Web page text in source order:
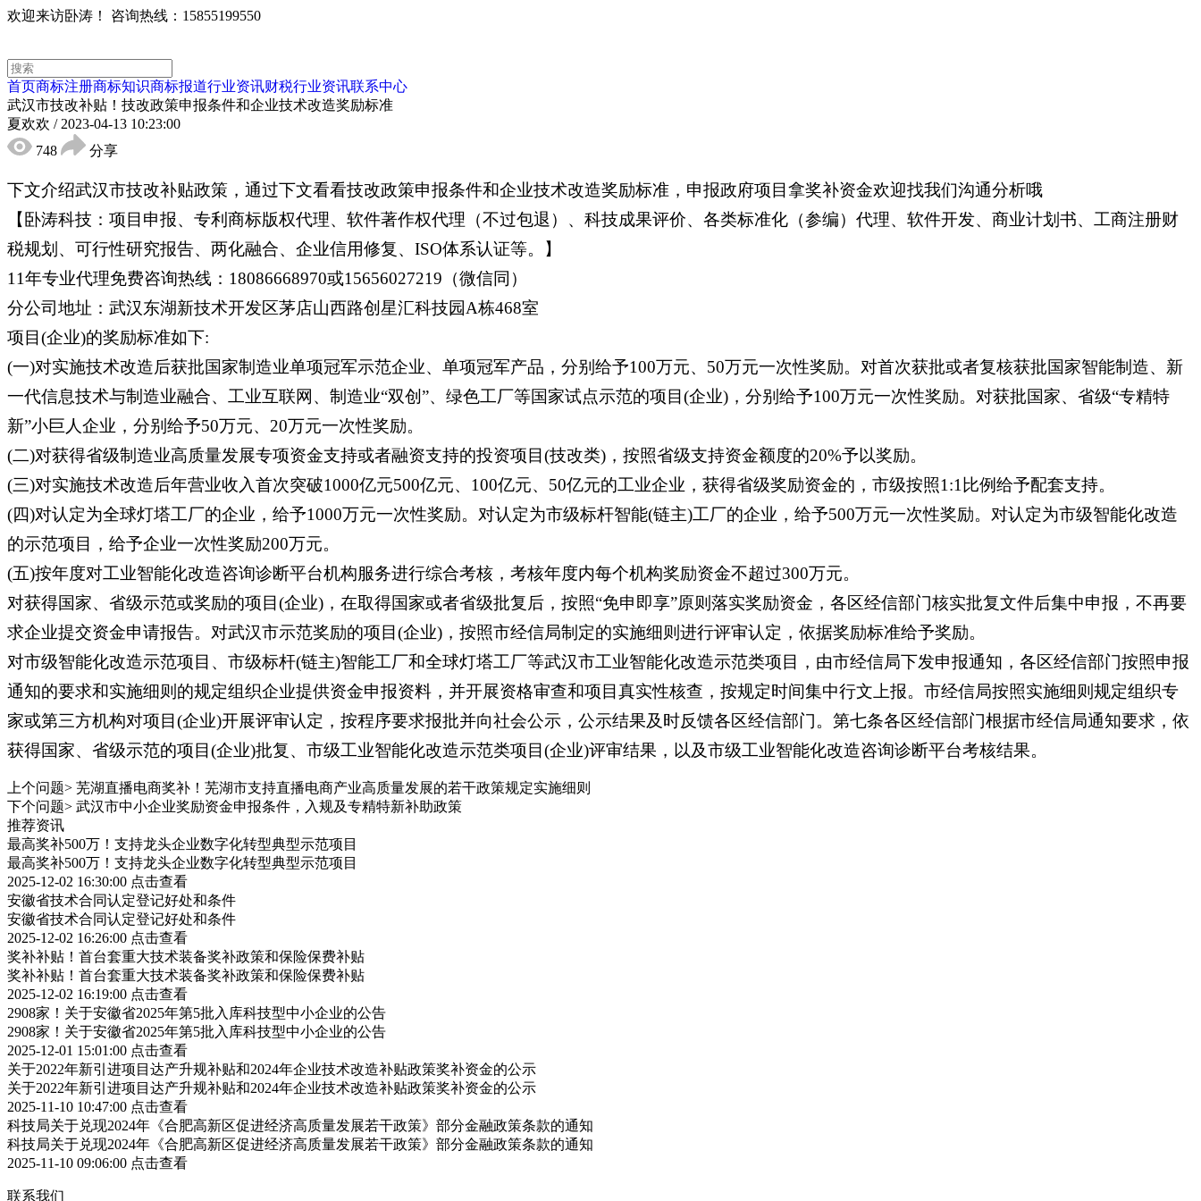
欢迎来访卧涛！ 咨询热线：15855199550
首页商标注册商标知识商标报道行业资讯财税行业资讯联系中心
武汉市技改补贴！技改政策申报条件和企业技术改造奖励标准
夏欢欢 / 2023-04-13 10:23:00
748
分享
下文介绍武汉市技改补贴政策，通过下文看看技改政策申报条件和企业技术改造奖励标准，申报政府项目拿奖补资金欢迎找我们沟通分析哦
【卧涛科技：项目申报、专利商标版权代理、软件著作权代理（不过包退）、科技成果评价、各类标准化（参编）代理、软件开发、商业计划书、工商注册财
税规划、可行性研究报告、两化融合、企业信用修复、ISO体系认证等。】
11年专业代理免费咨询热线：18086668970或15656027219（微信同）
分公司地址：武汉东湖新技术开发区茅店山西路创星汇科技园A栋468室
项目(企业)的奖励标准如下:
(一)对实施技术改造后获批国家制造业单项冠军示范企业、单项冠军产品，分别给予100万元、50万元一次性奖励。对首次获批或者复核获批国家智能制造、新
一代信息技术与制造业融合、工业互联网、制造业“双创”、绿色工厂等国家试点示范的项目(企业)，分别给予100万元一次性奖励。对获批国家、省级“专精特
新”小巨人企业，分别给予50万元、20万元一次性奖励。
(二)对获得省级制造业高质量发展专项资金支持或者融资支持的投资项目(技改类)，按照省级支持资金额度的20%予以奖励。
(三)对实施技术改造后年营业收入首次突破1000亿元500亿元、100亿元、50亿元的工业企业，获得省级奖励资金的，市级按照1:1比例给予配套支持。
(四)对认定为全球灯塔工厂的企业，给予1000万元一次性奖励。对认定为市级标杆智能(链主)工厂的企业，给予500万元一次性奖励。对认定为市级智能化改造
的示范项目，给予企业一次性奖励200万元。
(五)按年度对工业智能化改造咨询诊断平台机构服务进行综合考核，考核年度内每个机构奖励资金不超过300万元。
对获得国家、省级示范或奖励的项目(企业)，在取得国家或者省级批复后，按照“免申即享”原则落实奖励资金，各区经信部门核实批复文件后集中申报，不再要
求企业提交资金申请报告。对武汉市示范奖励的项目(企业)，按照市经信局制定的实施细则进行评审认定，依据奖励标准给予奖励。
对市级智能化改造示范项目、市级标杆(链主)智能工厂和全球灯塔工厂等武汉市工业智能化改造示范类项目，由市经信局下发申报通知，各区经信部门按照申报
通知的要求和实施细则的规定组织企业提供资金申报资料，并开展资格审查和项目真实性核查，按规定时间集中行文上报。市经信局按照实施细则规定组织专
家或第三方机构对项目(企业)开展评审认定，按程序要求报批并向社会公示，公示结果及时反馈各区经信部门。第七条各区经信部门根据市经信局通知要求，依
获得国家、省级示范的项目(企业)批复、市级工业智能化改造示范类项目(企业)评审结果，以及市级工业智能化改造咨询诊断平台考核结果。
上个问题> 芜湖直播电商奖补！芜湖市支持直播电商产业高质量发展的若干政策规定实施细则
下个问题> 武汉市中小企业奖励资金申报条件，入规及专精特新补助政策
推荐资讯
最高奖补500万！支持龙头企业数字化转型典型示范项目
最高奖补500万！支持龙头企业数字化转型典型示范项目
2025-12-02 16:30:00 点击查看
安徽省技术合同认定登记好处和条件
安徽省技术合同认定登记好处和条件
2025-12-02 16:26:00 点击查看
奖补补贴！首台套重大技术装备奖补政策和保险保费补贴
奖补补贴！首台套重大技术装备奖补政策和保险保费补贴
2025-12-02 16:19:00 点击查看
2908家！关于安徽省2025年第5批入库科技型中小企业的公告
2908家！关于安徽省2025年第5批入库科技型中小企业的公告
2025-12-01 15:01:00 点击查看
关于2022年新引进项目达产升规补贴和2024年企业技术改造补贴政策奖补资金的公示
关于2022年新引进项目达产升规补贴和2024年企业技术改造补贴政策奖补资金的公示
2025-11-10 10:47:00 点击查看
科技局关于兑现2024年《合肥高新区促进经济高质量发展若干政策》部分金融政策条款的通知
科技局关于兑现2024年《合肥高新区促进经济高质量发展若干政策》部分金融政策条款的通知
2025-11-10 09:06:00 点击查看
联系我们